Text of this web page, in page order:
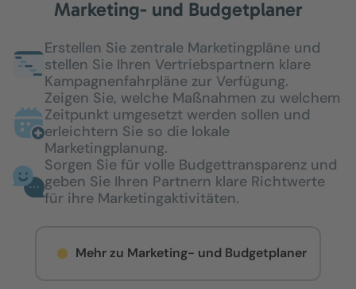
Marketing- und Budgetplaner
Erstellen Sie zentrale Marketingpläne und
stellen Sie Ihren Vertriebspartnern klare
Kampagnenfahrpläne zur Verfügung.
Zeigen Sie, welche Maßnahmen zu welchem
Zeitpunkt umgesetzt werden sollen und
erleichtern Sie so die lokale
Marketingplanung.
Sorgen Sie für volle Budgettransparenz und
geben Sie Ihren Partnern klare Richtwerte
für ihre Marketingaktivitäten.
Mehr zu Marketing- und Budgetplaner